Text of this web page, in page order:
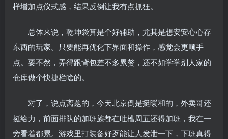
样增加点仪式感，结果反倒让我有点抓狂。
总体来说，乾坤袋算是个好辅助，尤其是想安安心心存
东西的玩家。只要能再优化下界面和操作，感觉会更顺手
点。要不然，弄得跟背包差不多累赘，还不如学学别人家的
仓库做个快捷栏啥的。
对了，说点离题的，今天北京倒是挺暖和的，外卖哥还
挺给力，前面排队的加班族都在吐槽周五还得加班，我在一
旁看着都累。游戏里打装备好歹能让人发泄一下，下班真得